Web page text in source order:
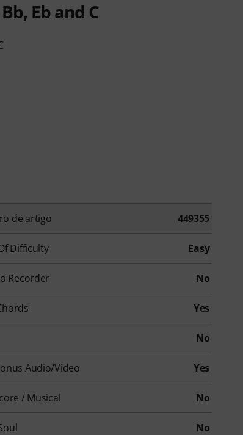
Eb and C
de artigo 449355
Difficulty Easy
Recorder No
Yes
No
Audio/Video Yes
/ Musical No
No